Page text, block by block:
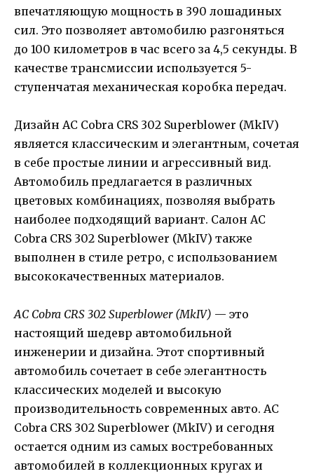
впечатляющую мощность в 390 лошадиных
сил. Это позволяет автомобилю разгоняться
до 100 километров в час всего за 4,5 секунды. В
качестве трансмиссии используется 5-
ступенчатая механическая коробка передач.
Дизайн AC Cobra CRS 302 Superblower (MkIV)
является классическим и элегантным, сочетая
в себе простые линии и агрессивный вид.
Автомобиль предлагается в различных
цветовых комбинациях, позволяя выбрать
наиболее подходящий вариант. Салон AC
Cobra CRS 302 Superblower (MkIV) также
выполнен в стиле ретро, с использованием
высококачественных материалов.
AC Cobra CRS 302 Superblower (MkIV) — это
настоящий шедевр автомобильной
инженерии и дизайна. Этот спортивный
автомобиль сочетает в себе элегантность
классических моделей и высокую
производительность современных авто. AC
Cobra CRS 302 Superblower (MkIV) и сегодня
остается одним из самых востребованных
автомобилей в коллекционных кругах и